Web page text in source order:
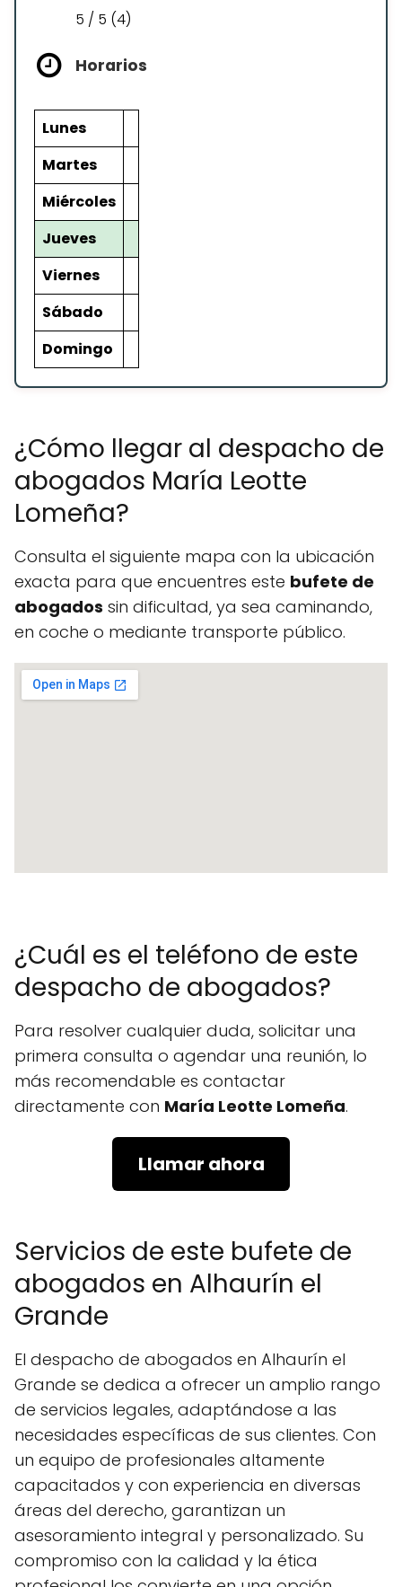
5 / 5 (4)
Horarios
Lunes
Martes
Miércoles
Jueves
Viernes
Sábado
Domingo
¿Cómo llegar al despacho de
abogados María Leotte
Lomeña?
Consulta el siguiente mapa con la ubicación
exacta para que encuentres este bufete de
abogados sin dificultad, ya sea caminando,
en coche o mediante transporte público.
¿Cuál es el teléfono de este
despacho de abogados?
Para resolver cualquier duda, solicitar una
primera consulta o agendar una reunión, lo
más recomendable es contactar
directamente con María Leotte Lomeña.
Llamar ahora
Servicios de este bufete de
abogados en Alhaurín el
Grande
El despacho de abogados en Alhaurín el
Grande se dedica a ofrecer un amplio rango
de servicios legales, adaptándose a las
necesidades específicas de sus clientes. Con
un equipo de profesionales altamente
capacitados y con experiencia en diversas
áreas del derecho, garantizan un
asesoramiento integral y personalizado. Su
compromiso con la calidad y la ética